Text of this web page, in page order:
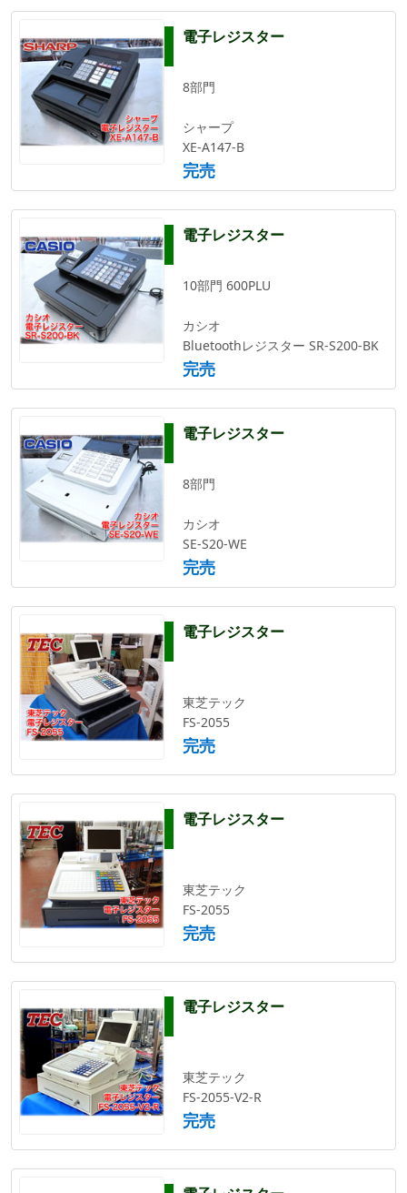
電子レジスター
8部門
シャープ
XE-A147-B
完売
電子レジスター
10部門 600PLU
カシオ
Bluetoothレジスター SR-S200-BK
完売
電子レジスター
8部門
カシオ
SE-S20-WE
完売
電子レジスター
東芝テック
FS-2055
完売
電子レジスター
東芝テック
FS-2055
完売
電子レジスター
東芝テック
FS-2055-V2-R
完売